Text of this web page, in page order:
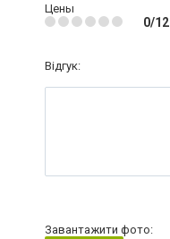
Цены
0/12
Відгук:
Завантажити фото: